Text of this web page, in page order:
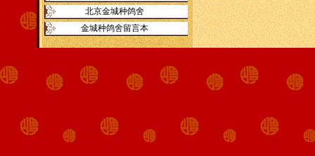
北京金城种鸽舍
金城种鸽舍留言本